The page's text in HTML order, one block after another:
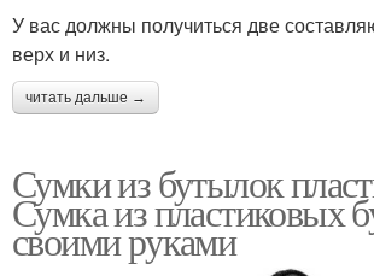
У вас должны получиться две
верх и низ.
читать дальше →
Сумки из бутылок
Сумка из пластиковых
своими руками